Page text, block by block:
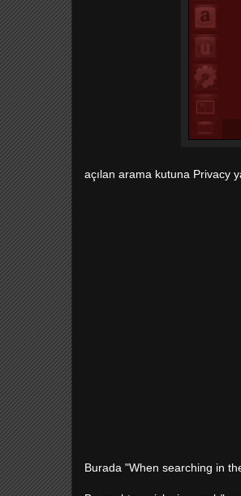
açılan arama kutuna Privacy
Burada "When searching in